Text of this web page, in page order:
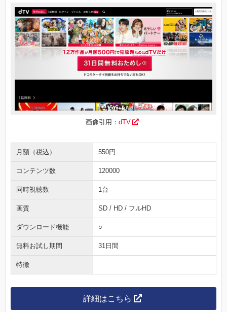
画像引用： dTV
月額（税込） 550円
コンテンツ数 120000
同時視聴数 1台
画質 SD / HD / フルHD
ダウンロード機能 ○
無料お試し期間 31日間
特徴
詳細はこちら